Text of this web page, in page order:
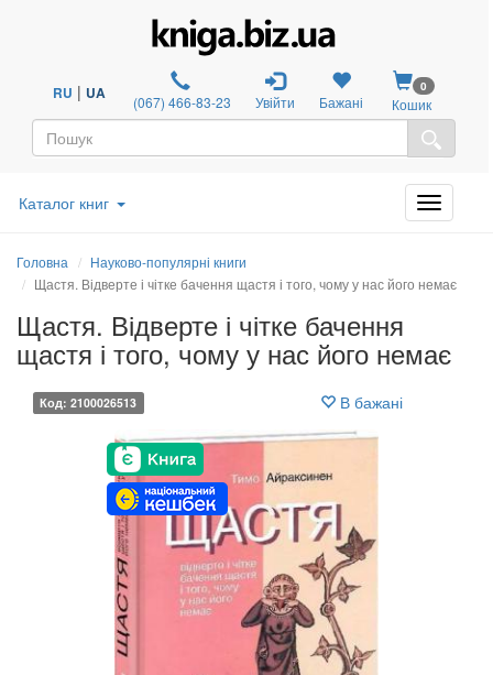
RU | UA (067) 466-83-23 Увійти Бажані
0
Кошик
Каталог книг
Головна
Науково-популярні книги
Щастя. Відверте і чітке бачення щастя і того, чому у нас його немає
Щастя. Відверте і чітке бачення
щастя і того, чому у нас його немає
Код: 2100026513 В бажані